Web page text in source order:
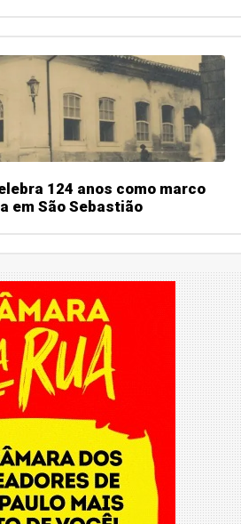
124 anos como marco
em São Sebastião